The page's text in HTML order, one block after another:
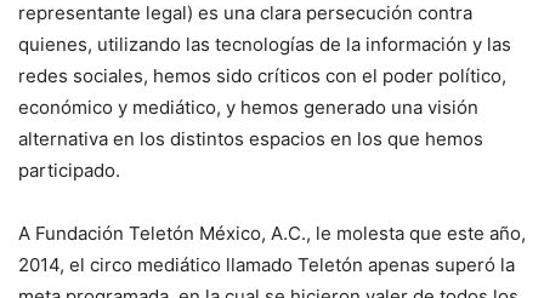
representante legal) es una clara persecución contra
quienes, utilizando las tecnologías de la información y las
redes sociales, hemos sido críticos con el poder político,
económico y mediático, y hemos generado una visión
alternativa en los distintos espacios en los que hemos
participado.
A Fundación Teletón México, A.C., le molesta que este año,
2014, el circo mediático llamado Teletón apenas superó la